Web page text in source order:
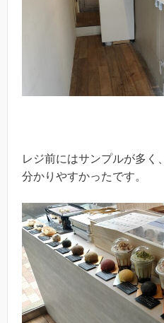
レジ前にはサンプルが多く
分かりやすかったです。